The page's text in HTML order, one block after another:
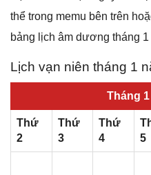
thể trong memu bên trên
bảng lịch âm dương tháng
Lịch vạn niên tháng 1
Tháng
Thứ
2
Thứ
3
Thứ
4
5